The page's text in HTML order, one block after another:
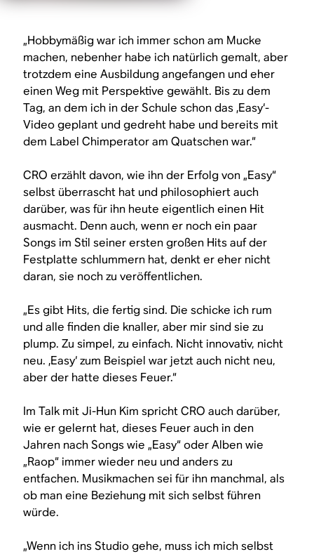
„Hobbymäßig war ich immer schon am Mucke
machen, nebenher habe ich natürlich gemalt, aber
trotzdem eine Ausbildung angefangen und eher
einen Weg mit Perspektive gewählt. Bis zu dem
Tag, an dem ich in der Schule schon das ‚Easy‘-
Video geplant und gedreht habe und bereits mit
dem Label Chimperator am Quatschen war.“
CRO erzählt davon, wie ihn der Erfolg von „Easy“
selbst überrascht hat und philosophiert auch
darüber, was für ihn heute eigentlich einen Hit
ausmacht. Denn auch, wenn er noch ein paar
Songs im Stil seiner ersten großen Hits auf der
Festplatte schlummern hat, denkt er eher nicht
daran, sie noch zu veröffentlichen.
„Es gibt Hits, die fertig sind. Die schicke ich rum
und alle finden die knaller, aber mir sind sie zu
plump. Zu simpel, zu einfach. Nicht innovativ, nicht
neu. ‚Easy‘ zum Beispiel war jetzt auch nicht neu,
aber der hatte dieses Feuer.“
Im Talk mit Ji-Hun Kim spricht CRO auch darüber,
wie er gelernt hat, dieses Feuer auch in den
Jahren nach Songs wie „Easy“ oder Alben wie
„Raop“ immer wieder neu und anders zu
entfachen. Musikmachen sei für ihn manchmal, als
ob man eine Beziehung mit sich selbst führen
würde.
„Wenn ich ins Studio gehe, muss ich mich selbst